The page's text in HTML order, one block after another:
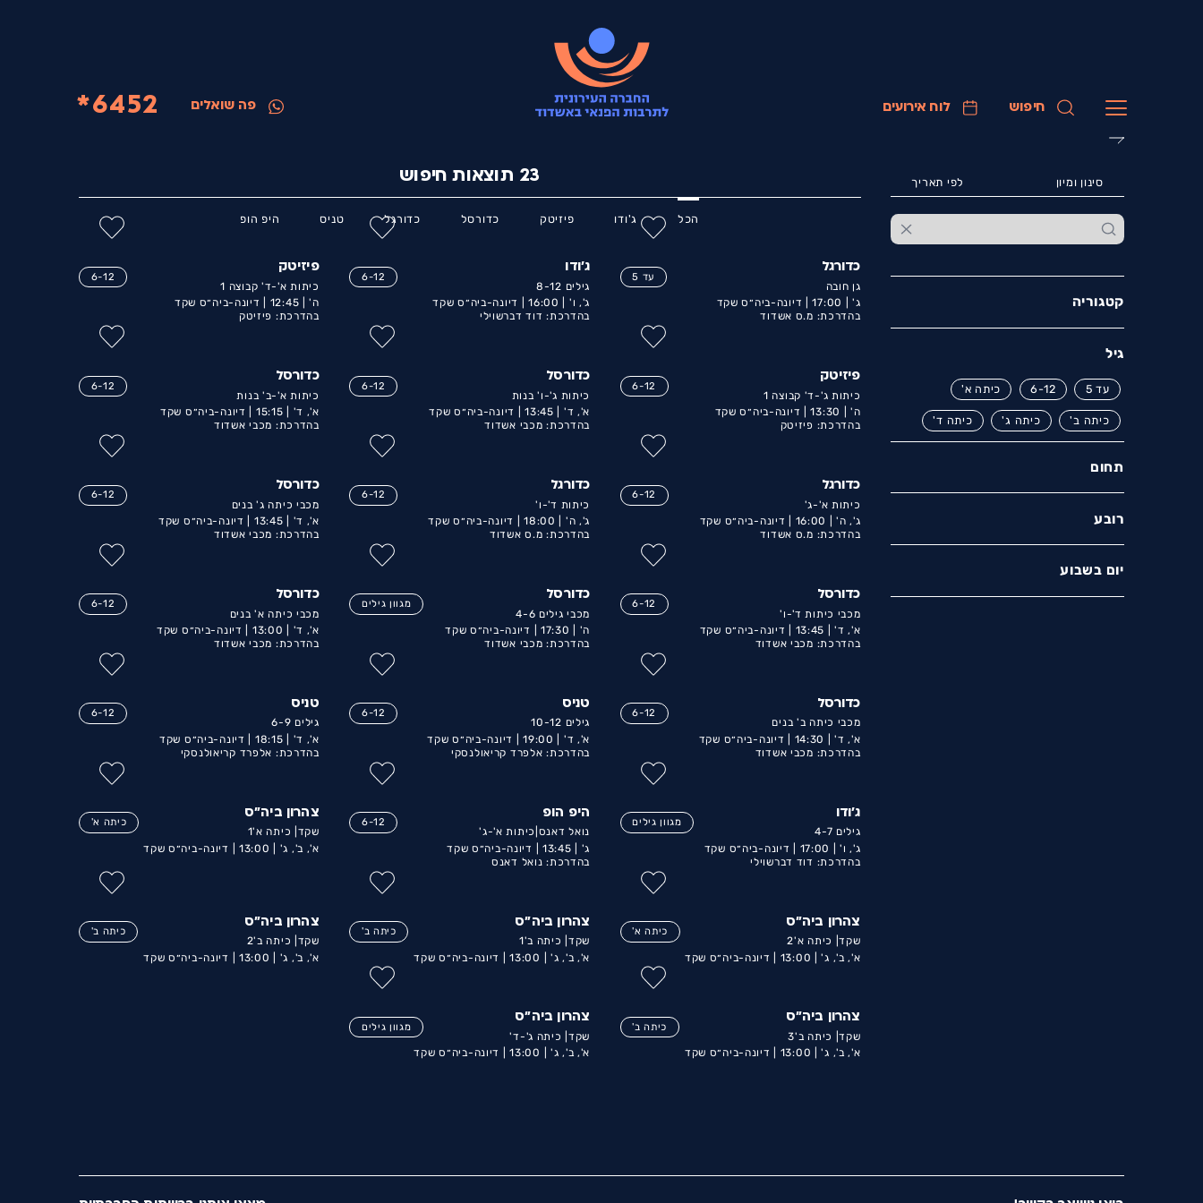
6452* פה שואלים לוח אירועים חיפוש
סינון ומיון לפי תאריך
קטגוריה
גיל
עד 5 6-12 כיתה א'
כיתה ב' כיתה ג' כיתה ד'
תחום
רובע
יום בשבוע
23 תוצאות חיפוש
הכל ג'ודו פיזיטק כדורסל כדורגל טניס היפ הופ
כדורגל
גן חובה
עד 5
ג' | 17:00 |
דיונה-ביה״ס שקד
בהדרכת: מ.ס אשדוד
ג'ודו
גילים 8-12
6-12
ג', ו' | 16:00 |
דיונה-ביה״ס שקד
בהדרכת: דוד דברשוילי
פיזיטק
כיתות א'-ד' קבוצה 1
6-12
ה' | 12:45 |
דיונה-ביה״ס שקד
בהדרכת: פיזיטק
פיזיטק
כיתות ג'-ד' קבוצה 1
6-12
ה' | 13:30 |
דיונה-ביה״ס שקד
בהדרכת: פיזיטק
כדורסל
כיתות ג'-ו' בנות
6-12
א', ד' | 13:45 |
דיונה-ביה״ס שקד
בהדרכת: מכבי אשדוד
כדורסל
כיתות א'-ב' בנות
6-12
א', ד' | 15:15 |
דיונה-ביה״ס שקד
בהדרכת: מכבי אשדוד
כדורגל
כיתות א'-ג'
6-12
ג', ה' | 16:00 |
דיונה-ביה״ס שקד
בהדרכת: מ.ס אשדוד
כדורגל
כיתות ד'-ו'
6-12
ג', ה' | 18:00 |
דיונה-ביה״ס שקד
בהדרכת: מ.ס אשדוד
כדורסל
מכבי כיתה ג' בנים
6-12
א', ד' | 13:45 |
דיונה-ביה״ס שקד
בהדרכת: מכבי אשדוד
כדורסל
מכבי כיתות ד'-ו'
6-12
א', ד' | 13:45 |
דיונה-ביה״ס שקד
בהדרכת: מכבי אשדוד
כדורסל
מכבי גילים 4-6
מגוון גילים
ה' | 17:30 |
דיונה-ביה״ס שקד
בהדרכת: מכבי אשדוד
כדורסל
מכבי כיתה א' בנים
6-12
א', ד' | 13:00 |
דיונה-ביה״ס שקד
בהדרכת: מכבי אשדוד
כדורסל
מכבי כיתה ב' בנים
6-12
א', ד' | 14:30 |
דיונה-ביה״ס שקד
בהדרכת: מכבי אשדוד
טניס
גילים 10-12
6-12
א', ד' | 19:00 |
דיונה-ביה״ס שקד
בהדרכת: אלפרד קריאולנסקי
טניס
גילים 6-9
6-12
א', ד' | 18:15 |
דיונה-ביה״ס שקד
בהדרכת: אלפרד קריאולנסקי
ג'ודו
גילים 4-7
מגוון גילים
ג', ו' | 17:00 |
דיונה-ביה״ס שקד
בהדרכת: דוד דברשוילי
היפ הופ
נואל דאנס|כיתות א'-ג'
6-12
ג' | 13:45 |
דיונה-ביה״ס שקד
בהדרכת: נואל דאנס
צהרון ביה״ס
שקד| כיתה א'1
כיתה א'
א', ב', ג' | 13:00 | דיונה-ביה״ס שקד
צהרון ביה״ס
שקד| כיתה א'2
כיתה א'
א', ב', ג' | 13:00 | דיונה-ביה״ס שקד
צהרון ביה״ס
שקד| כיתה ב'1
כיתה ב'
א', ב', ג' | 13:00 | דיונה-ביה״ס שקד
צהרון ביה״ס
שקד| כיתה ב'2
כיתה ב'
א', ב', ג' | 13:00 | דיונה-ביה״ס שקד
צהרון ביה״ס
שקד| כיתה ב'3
כיתה ב'
א', ב', ג' | 13:00 | דיונה-ביה״ס שקד
צהרון ביה״ס
שקד| כיתה ג'-ד'
מגוון גילים
א', ב', ג' | 13:00 | דיונה-ביה״ס שקד